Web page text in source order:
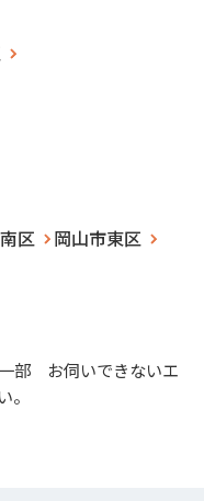
区 岡山市東区
部 お伺いできないエ
。